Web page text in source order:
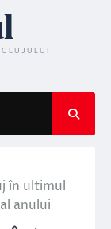
în ultimul
anului